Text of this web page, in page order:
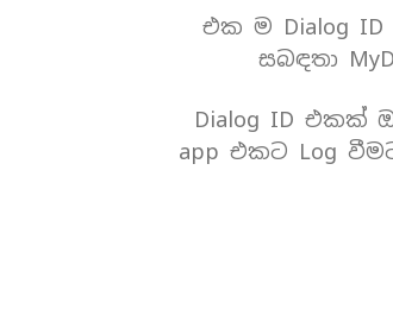
එක ම Dialog
සබඳතා
Dialog ID එකක්
app එකට Log